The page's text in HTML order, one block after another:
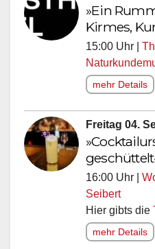
»Ein
Kirmes,
15:00 Uhr |
mehr Details
Freitag 04.
16:00 Uhr |
Seibert
Hier gibts die
mehr Details